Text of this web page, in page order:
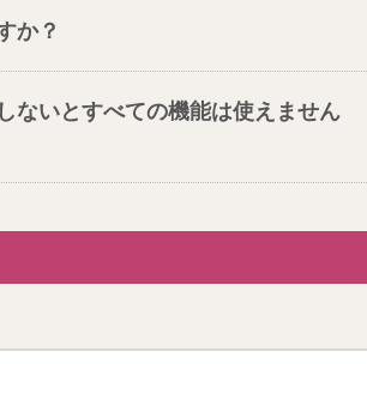
か？
ないとすべての機能は使えません